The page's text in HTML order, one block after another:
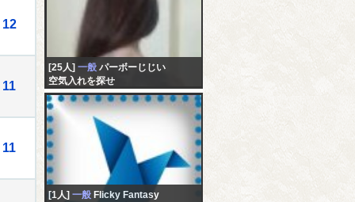
12
11
11
[25人] 一般 パーボーじじい
空気入れを探せ
[1人] 一般 Flicky Fantasy